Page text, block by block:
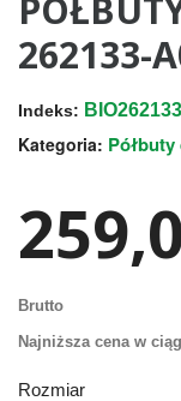
262133-
Indeks:
Kategoria:
Brutto
Najniższa cena w
Rozmiar